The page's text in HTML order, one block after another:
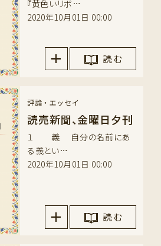
『黄色いリボ…
2020年10月01日 00:00
読 む
評論・エッセイ
読売新聞、金曜日夕刊
１ 義 自分の名前にあ
る義とい…
2020年10月01日 00:00
読 む